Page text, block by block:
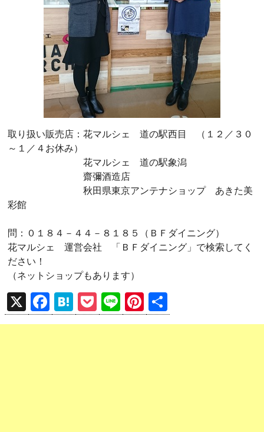
取り扱い販売店：花マルシェ 道の駅西目 （１２／３０
～１／４お休み）
花マルシェ 道の駅象潟
齋彌酒造店
秋田県東京アンテナショップ あきた美
彩館
問：０１８４－４４－８１８５（ＢＦダイニング）
花マルシェ 運営会社 「ＢＦダイニング」で検索してく
ださい！
（ネットショップもあります）
X
F
a
H
at
P
o
Li
n
Pi
nt 有